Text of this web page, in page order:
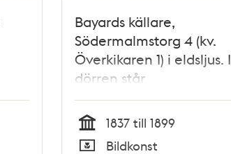
Bayards källare,
Södermalmstorg 4 (kv.
Överkikaren 1) i eldsljus. I
dörren står
tobaksfabrikören Erik
Fohman.
Tid
1837 till 1899
Bildkonst